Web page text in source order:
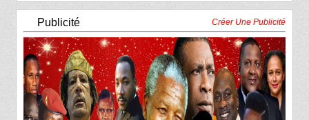
Publicité Créer Une Publicité